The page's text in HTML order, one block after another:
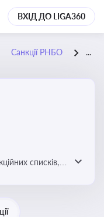
ВХІД ДО LIGA360
Санкції РНБО
списків,